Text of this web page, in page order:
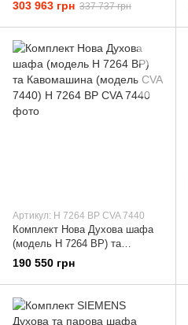
ПАРОВА ШАФА DGC7845X
303 963 грн 337 737 грн
Артикул: Н 7264 ВР CVA 7440
Комплект Нова Духова шафа
(модель Н 7264 ВР) та
Кавомашина (модель CVA
190 550 грн